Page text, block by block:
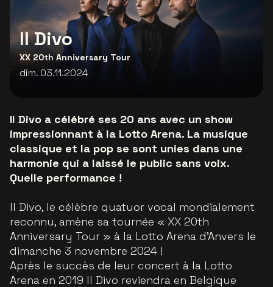
Il Divo
XX 20th Anniversary Tour
dim. 03.11.2024
Il Divo a célébré ses 20 ans avec un show
impressionnant à la Lotto Arena. La musique
classique et la pop se sont unies dans une
harmonie qui a laissé le public sans voix.
Quelle performance !
Il Divo, le célèbre quatuor vocal mondialement
reconnu, amène sa tournée « XX 20th
Anniversary Tour » à la Lotto Arena d'Anvers le
dimanche 3 novembre 2024 !
Après le succès de leur concert à la Lotto
Arena en 2019 Il Divo reviendra en Belgique